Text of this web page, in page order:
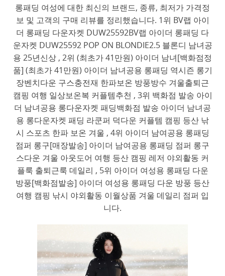
롱패딩 여성에 대한 최신의 브랜드, 종류, 최저가 가격정
보 및 고객의 구매 리뷰를 정리했습니다. 1위 BV랩 아이
더 롱패딩 다운자켓 DUW25592BV랩 아이더 롱패딩 다
운자켓 DUW25592 POP ON BLONDIE2.5 블론디 남녀공
용 25년신상 , 2위 (최초가 41만원) 아이더 남녀[백화점정
품] (최초가 41만원) 아이더 남녀공용 롱패딩 역시즌 롱기
장벤치다운 구스충전재 한파보온 방풍방수 겨울출퇴근
캠핑 여행 일상보온복 커플템추천 , 3위 백화점 발송 아이
더 남녀공용 롱다운자켓 패딩백화점 발송 아이더 남녀공
용 롱다운자켓 패딩 라쿤퍼 덕다운 커플템 캠핑 등산 낚
시 스포츠 한파 보온 겨울 , 4위 아이더 남여공용 롱패딩
점퍼 롱구[매장발송] 아이더 남여공용 롱패딩 점퍼 롱구
스다운 겨울 아웃도어 여행 등산 캠핑 레저 야외활동 커
플룩 출퇴근룩 데일리 , 5위 아이더 여성용 롱패딩 다운
방풍[백화점발송] 아이더 여성용 롱패딩 다운 방풍 등산
여행 캠핑 낚시 야외활동 이월상품 겨울 데일리 점퍼 입
니다.